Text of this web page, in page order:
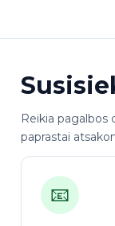
Reikia
paprastai
📧